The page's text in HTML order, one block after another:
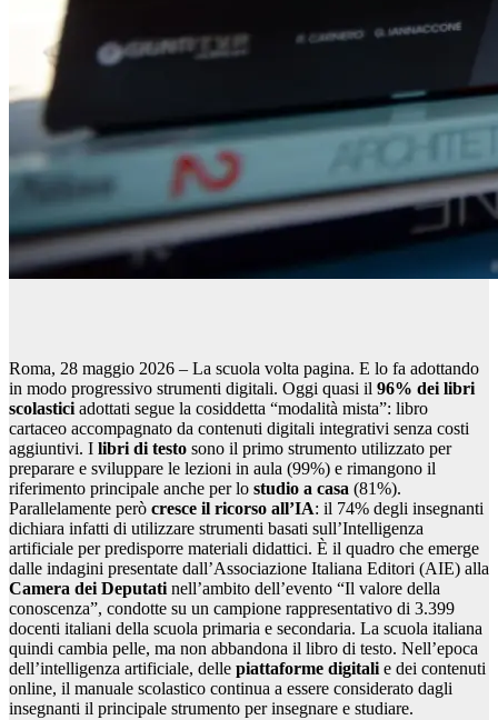
Roma, 28 maggio 2026 – La scuola volta pagina. E lo fa adottando
in modo progressivo strumenti digitali. Oggi quasi il 96% dei libri
scolasticiadottati segue la cosiddetta “modalità mista”: libro
cartaceo accompagnato da contenuti digitali integrativi senza costi
aggiuntivi. I libri di testo sono il primo strumento utilizzato per
preparare e sviluppare le lezioni in aula (99%) e rimangono il
riferimento principale anche per lo studio a casa (81%).
Parallelamente però cresce il ricorso all’IA: il 74% degli insegnanti
dichiara infatti di utilizzare strumenti basati sull’Intelligenza
artificiale per predisporre materiali didattici. È il quadro che emerge
dalle indagini presentate dall’Associazione Italiana Editori (AIE) alla
Camera dei Deputatinell’ambito dell’evento “Il valore della
conoscenza”, condotte su un campione rappresentativo di 3.399
docenti italiani della scuola primaria e secondaria. La scuola italiana
quindi cambia pelle, ma non abbandona il libro di testo. Nell’epoca
dell’intelligenza artificiale, delle piattaforme digitalie dei contenuti
online, il manuale scolastico continua a essere considerato dagli
insegnanti il principale strumento per insegnare e studiare.